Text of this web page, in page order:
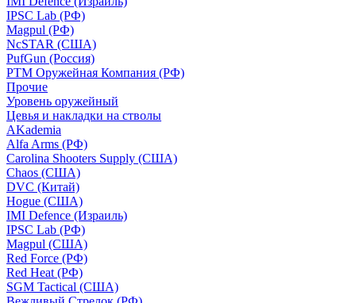
IPSC Lab (РФ)
Magpul (РФ)
NcSTAR (США)
PufGun (Россия)
РТМ Оружейная Компания (РФ)
Прочие
Уровень оружейный
Цевья и накладки на стволы
AKademia
Alfa Arms (РФ)
Carolina Shooters Supply (США)
Chaos (США)
DVC (Китай)
Hogue (США)
IMI Defence (Израиль)
IPSC Lab (РФ)
Magpul (США)
Red Force (РФ)
Red Heat (РФ)
SGM Tactical (США)